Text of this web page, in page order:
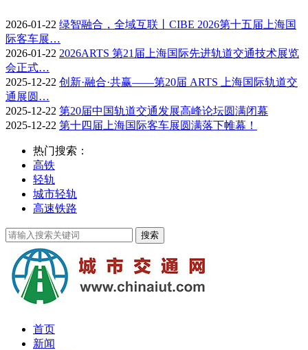
2026-01-22 绿智融合，全域互联丨CIBE 2026第十五届上海国
际客车展…
2026-01-22 2026ARTS 第21届上海国际先进轨道交通技术展览
会正式…
2025-12-22 创新·融合·共赢——第20届 ARTS 上海国际轨道交
通展圆…
2025-12-22 第20届中国轨道交通发展高峰论坛圆满闭幕
2025-12-22 第十四届上海国际客车展圆满落下帷幕！
热门搜索：
高铁
轻轨
城市轻轨
高速铁路
首页
新闻